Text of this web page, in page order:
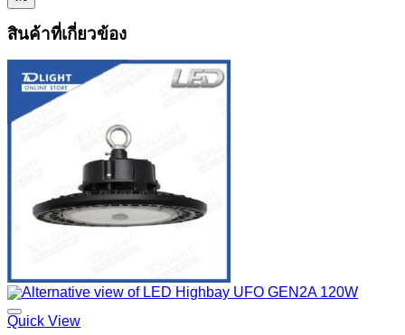
สินค้าที่เกี่ยวข้อง
Quick View